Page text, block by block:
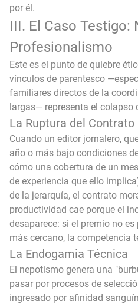
por él.
III. El Caso Testigo:
Profesionalismo
Este es el punto de quiebre
vínculos de parentesco
familiares directos de la
largas— representa el colapso
La Ruptura del Contrato
Cuando un editor jornalero,
año o más bajo condiciones
cómo una cobertura de un
de experiencia que ello
de la jerarquía, el contrato
productividad cae porque el
desaparece: si el premio no
más cercano, la competencia
La Endogamia Técnica
El nepotismo genera una
pasar por procesos de
ingresado por afinidad